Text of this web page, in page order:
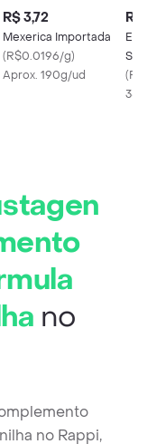
R$ 3,72
Mexerica Importada
(R$0.0196/g)
Aprox. 190g/ud
R$
(
35
no
no Rappi,